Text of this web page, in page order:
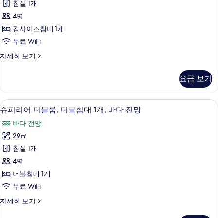
모
두
보
기
개
자
세
히
기
갈
로,
킹
사
이
침
대
1
개
사
진
모
두
보
기
침실 1개
4명
킹사이즈침대 1개
무료 WiFi
자세히 보기
디
갈
로,
킹
사
이
즈
침
대
개
자
세
보
요금 보기
슈
피
리
어
더
블
룸,
더
블
슈피리어 더블룸, 더블침대 1개, 바다
14
슈피리어 더블룸, 더블침대 1개, 바다 전망
바다 전망
29㎡
침실 1개
4명
더블침대 1개
무료 WiFi
자세히 보기
슈